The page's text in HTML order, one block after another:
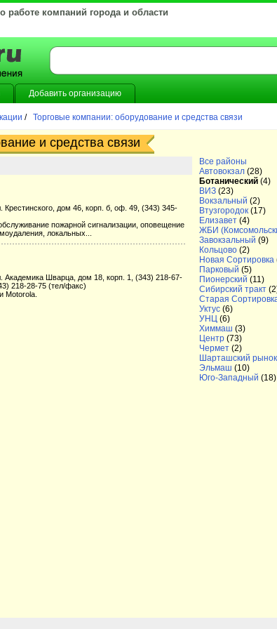
работе компаний города и области
Добавить организацию
/ Торговые компании: оборудование и средства связи
и средства связи
Все районы
Автовокзал (28)
Ботанический (4)
ВИЗ (23)
Вокзальный (2)
Втузгородок (17)
Елизавет (4)
ЖБИ
Завокзальный (9)
Кольцово (2)
Новая Сортировка
Парковый (5)
Пионерский (11)
Сибирский тракт
Старая
Уктус (6)
УНЦ (6)
Химмаш (3)
Центр (73)
Чермет (2)
Шарташский рынок
Эльмаш (10)
Юго-Западный (18)
Крестинского, дом 46, корп. б, оф. 49, (343) 345-
пожарной сигнализации, оповещение
локальных...
Академика Шварца, дом 18, корп. 1, (343) 218-67-
218-28-75 (тел/факс)
Motorola.